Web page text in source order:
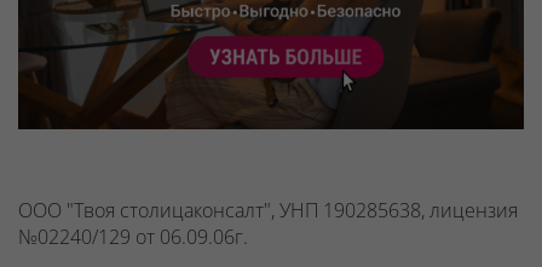
ООО "Твоя столицаконсалт", УНП 190285638, лицензия
№02240/129 от 06.09.06г.